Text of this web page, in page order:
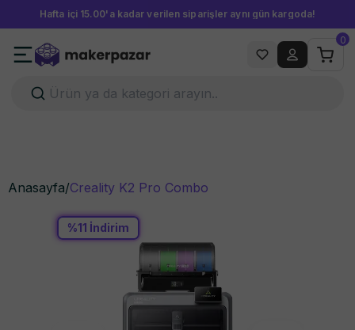
Hafta içi 15.00'a kadar verilen siparişler aynı gün kargoda!
0
Anasayfa/Creality K2 Pro Combo
%11 İndirim